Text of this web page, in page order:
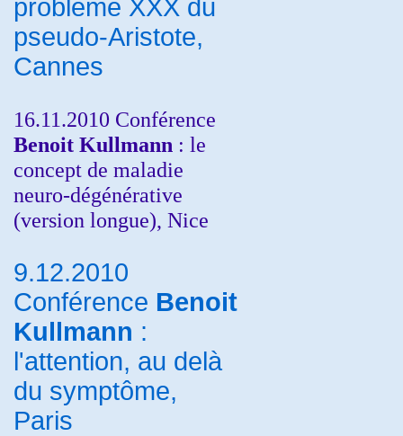
problème XXX du
pseudo-Aristote,
Cannes
16.11.2010 Conférence
Benoit Kullmann : le
concept de maladie
neuro-dégénérative
(version longue), Nice
9.12.2010
Conférence Benoit
Kullmann :
l'attention, au delà
du symptôme,
Paris